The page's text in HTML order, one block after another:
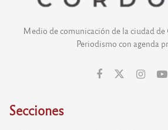
Medio de comunicación de la ciudad de
Periodismo con agenda
Secciones